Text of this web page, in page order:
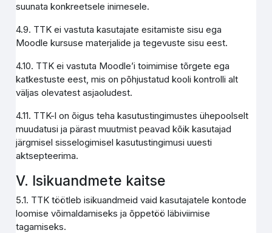
suunata konkreetsele inimesele.
4.9. TTK ei vastuta kasutajate esitamiste sisu ega
Moodle kursuse materjalide ja tegevuste sisu eest.
4.10. TTK ei vastuta Moodle’i toimimise tõrgete ega
katkestuste eest, mis on põhjustatud kooli kontrolli alt
väljas olevatest asjaoludest.
4.11. TTK-l on õigus teha kasutustingimustes ühepoolselt
muudatusi ja pärast muutmist peavad kõik kasutajad
järgmisel sisselogimisel kasutustingimusi uuesti
aktsepteerima.
V. Isikuandmete kaitse
5.1. TTK töötleb isikuandmeid vaid kasutajatele kontode
loomise võimaldamiseks ja õppetöö läbiviimise
tagamiseks.